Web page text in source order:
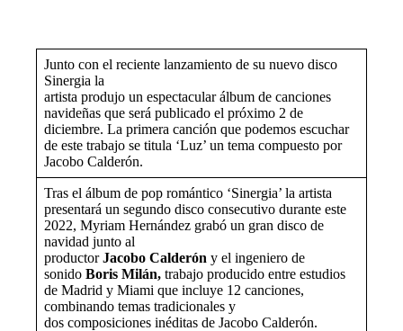
Junto con el reciente lanzamiento de su nuevo disco
Sinergia la
artista produjo un espectacular álbum de canciones
navideñas que será publicado el próximo 2 de
diciembre. La primera canción que podemos escuchar
de este trabajo se titula ‘Luz’ un tema compuesto por
Jacobo Calderón.
Tras el álbum de pop romántico ‘Sinergia’ la artista
presentará un segundo disco consecutivo durante este
2022, Myriam Hernández grabó un gran disco de
navidad junto al
productorJacobo Calderón y el ingeniero de
sonido Boris Milán, trabajo producido entre estudios
de Madrid y Miami que incluye 12 canciones,
combinando temas tradicionales y
dos composiciones inéditas de Jacobo Calderón.